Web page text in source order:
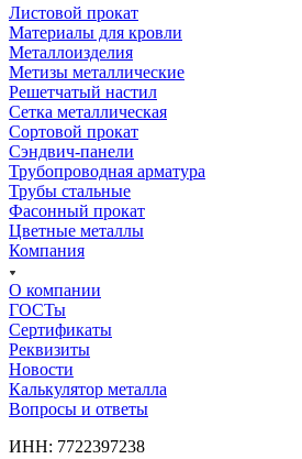
Листовой прокат
Материалы для кровли
Металлоизделия
Метизы металлические
Решетчатый настил
Сетка металлическая
Сортовой прокат
Сэндвич-панели
Трубопроводная арматура
Трубы стальные
Фасонный прокат
Цветные металлы
Компания
О компании
ГОСТы
Сертификаты
Реквизиты
Новости
Калькулятор металла
Вопросы и ответы
ИНН: 7722397238